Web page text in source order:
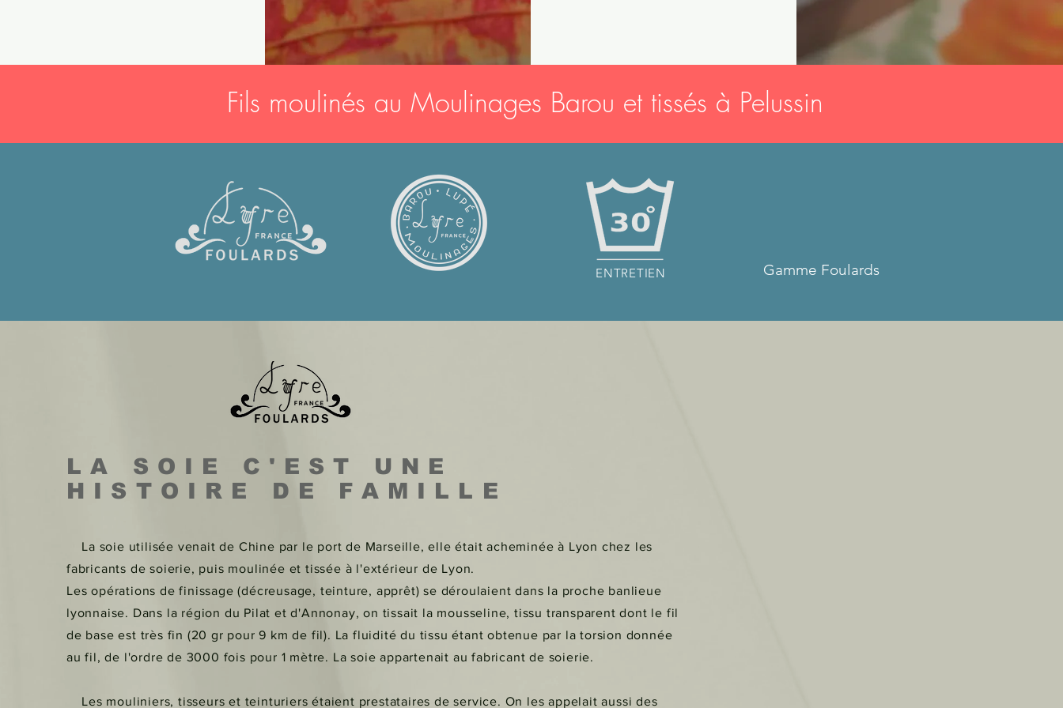
Fils moulinés au Moulinages Barou et tissés à Pelussin
ENTRETIEN Gamme Foulards
LA SOIE C'EST UNE
HISTOIRE DE FAMILLE
La soie utilisée venait de Chine par le port de Marseille, elle était acheminée à Lyon chez les
fabricants de soierie, puis moulinée et tissée à l'extérieur de Lyon.
Les opérations de finissage (décreusage, teinture, apprêt) se déroulaient dans la proche banlieue
lyonnaise. Dans la région du Pilat et d'Annonay, on tissait la mousseline, tissu transparent dont le fil
de base est très fin (20 gr pour 9 km de fil). La fluidité du tissu étant obtenue par la torsion donnée
au fil, de l'ordre de 3000 fois pour 1 mètre. La soie appartenait au fabricant de soierie.
Les mouliniers, tisseurs et teinturiers étaient prestataires de service. On les appelait aussi des